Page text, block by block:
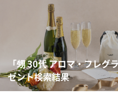
「甥 30代 アロマ・フレグ
ゼント検索結果